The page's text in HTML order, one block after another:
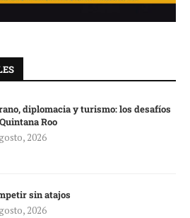
diplomacia y turismo: los desafíos
Roo
2026
sin atajos
2026